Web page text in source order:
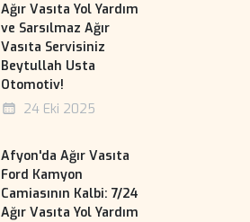
Ağır Vasıta Yol Yardım
ve Sarsılmaz Ağır
Vasıta Servisiniz
Beytullah Usta
Otomotiv!
24 Eki 2025
Afyon'da Ağır Vasıta
Ford Kamyon
Camiasının Kalbi: 7/24
Ağır Vasıta Yol Yardım